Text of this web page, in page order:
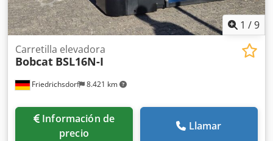
1 /9
Friedrichsdorf 8.421 km
Carretilla elevadora
Bobcat BSL16N-I
Información de
precio
Llamar